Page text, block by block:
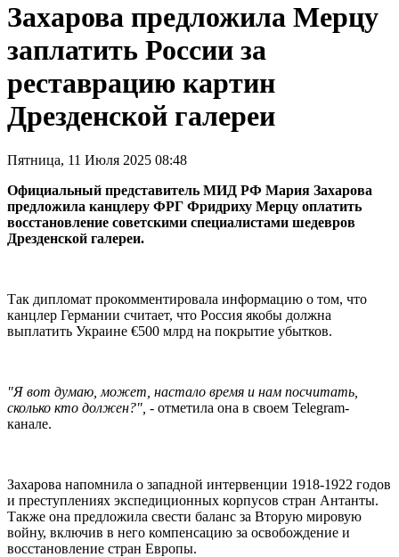
Захарова предложила Мерцу
заплатить России за
реставрацию картин
Дрезденской галереи
Пятница, 11 Июля 2025 08:48
Официальный представитель МИД РФ Мария Захарова
предложила канцлеру ФРГ Фридриху Мерцу оплатить
восстановление советскими специалистами шедевров
Дрезденской галереи.
Так дипломат прокомментировала информацию о том, что
канцлер Германии считает, что Россия якобы должна
выплатить Украине €500 млрд на покрытие убытков.
"Я вот думаю, может, настало время и нам посчитать,
сколько кто должен?", - отметила она в своем Telegram-
канале.
Захарова напомнила о западной интервенции 1918-1922 годов
и преступлениях экспедиционных корпусов стран Антанты.
Также она предложила свести баланс за Вторую мировую
войну, включив в него компенсацию за освобождение и
восстановление стран Европы.